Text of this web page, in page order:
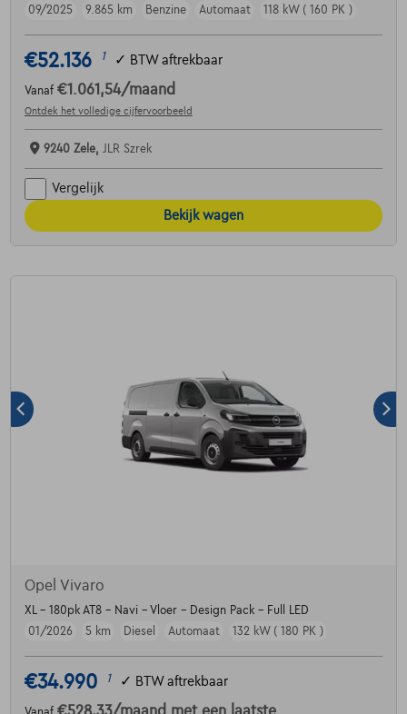
09/2025
9.865 km Benzine Automaat 118 kW ( 160 PK )
€52.136 1 ✓ BTW aftrekbaar
Vanaf €1.061,54/maand
Ontdek het volledige cijfervoorbeeld
9240 Zele, JLR Szrek
Vergelijk
Bekijk wagen
Opel Vivaro
XL - 180pk AT8 - Navi - Vloer - Design Pack - Full LED
01/2026
5 km Diesel Automaat 132 kW ( 180 PK )
€34.990 1 ✓ BTW aftrekbaar